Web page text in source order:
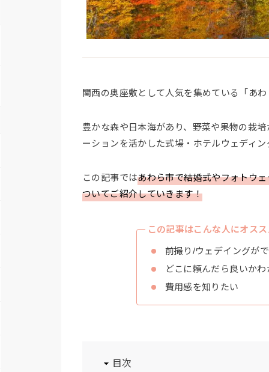
関西の奥座敷として人気を集めている「あ
豊かな森や日本海があり、野菜や果物の栽
ーションを活かした式場・ホテルウェディ
この記事ではあわら市で結婚式やフォトウ
ついてご紹介していきます！
この記事はこんな人にオス
前撮り/ウェデイングが
どこに頼んだら良いか
費用感を知りたい
目次